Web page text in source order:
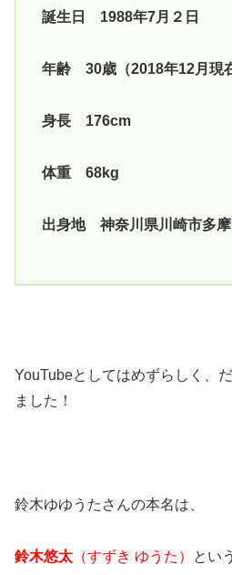
誕生日 1988年7月２日
年齢 30歳（2018年12月現
身長 176cm
体重 68kg
出身地 神奈川県川崎市多
YouTubeとしてはめずらしく、
ました！
鈴木ゆゆうたさんの本名は、
鈴木悠太 （すずき ゆうた） とい